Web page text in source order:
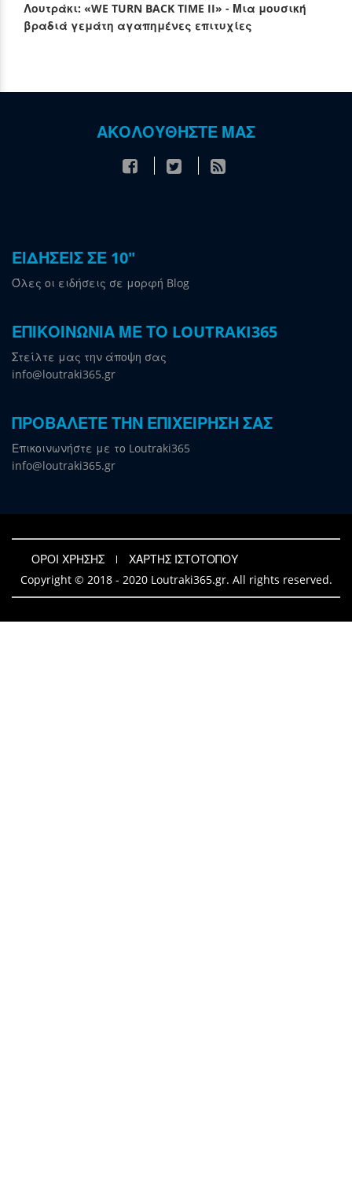
Λουτράκι: «WE TURN BACK TIME II» - Μια μουσική
βραδιά γεμάτη αγαπημένες επιτυχίες
ΑΚΟΛΟΥΘΗΣΤΕ ΜΑΣ
ΕΙΔΗΣΕΙΣ ΣΕ 10"
Όλες οι ειδήσεις σε μορφή Blog
ΕΠΙΚΟΙΝΩΝΙΑ ΜΕ ΤΟ LOUTRAKI365
Στείλτε μας την άποψη σας
info@loutraki365.gr
ΠΡΟΒΑΛΕΤΕ ΤΗΝ ΕΠΙΧΕΙΡΗΣΗ ΣΑΣ
Επικοινωνήστε με το Loutraki365
info@loutraki365.gr
ΟΡΟΙ ΧΡΗΣΗΣ
ΧΑΡΤΗΣ ΙΣΤΟΤΟΠΟΥ
Copyright © 2018 - 2020 Loutraki365.gr. All rights reserved.